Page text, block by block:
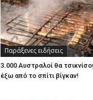
Παράξενες ειδήσεις
3.000 Αυστραλοί θα
έξω από το σπίτι βίγκαν!